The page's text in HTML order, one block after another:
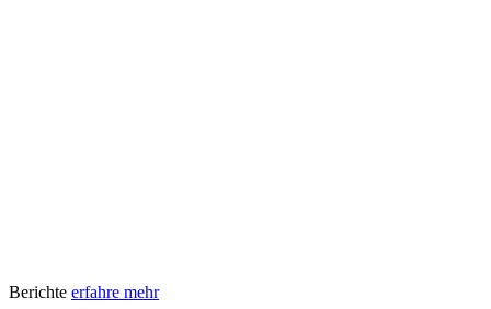
Berichte erfahre mehr